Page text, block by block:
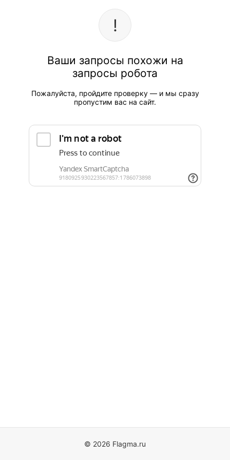
Ваши запросы похожи на
запросы робота
Пожалуйста, пройдите проверку — и мы сразу
пропустим вас на сайт.
© 2026 Flagma.ru